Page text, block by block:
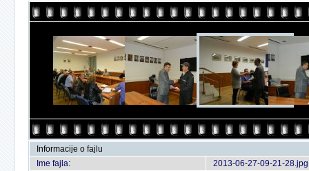
Informacije o fajlu
Ime fajla:
2013-06-27-09-21-28.jpg